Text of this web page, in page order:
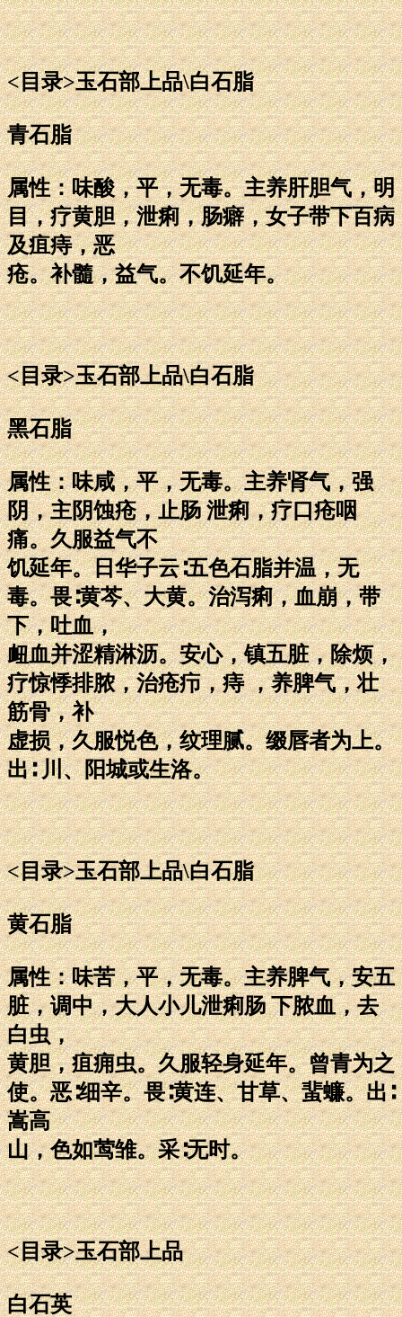
<目录>玉石部上品\白石脂
青石脂
属性：味酸，平，无毒。主养肝胆气，明
目，疗黄胆，泄痢，肠癖，女子带下百病
及疽痔，恶
疮。补髓，益气。不饥延年。
<目录>玉石部上品\白石脂
黑石脂
属性：味咸，平，无毒。主养肾气，强
阴，主阴蚀疮，止肠 泄痢，疗口疮咽
痛。久服益气不
饥延年。日华子云∶五色石脂并温，无
毒。畏∶黄芩、大黄。治泻痢，血崩，带
下，吐血，
衄血并涩精淋沥。安心，镇五脏，除烦，
疗惊悸排脓，治疮疖，痔 ，养脾气，壮
筋骨，补
虚损，久服悦色，纹理腻。缀唇者为上。
出∶ 川、阳城或生洛。
<目录>玉石部上品\白石脂
黄石脂
属性：味苦，平，无毒。主养脾气，安五
脏，调中，大人小儿泄痢肠 下脓血，去
白虫，
黄胆，疽痈虫。久服轻身延年。曾青为之
使。恶∶细辛。畏∶黄连、甘草、蜚蠊。出∶
嵩高
山，色如莺雏。采∶无时。
<目录>玉石部上品
白石英